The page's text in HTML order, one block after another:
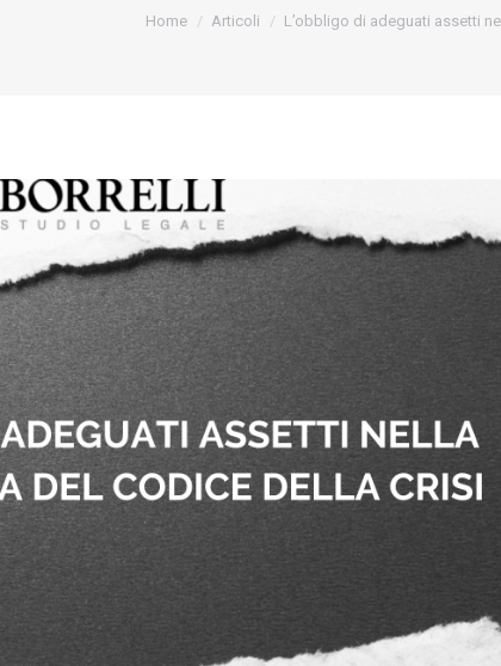
Tu sei qui:
Home Articoli L’obbligo di adeguati assetti